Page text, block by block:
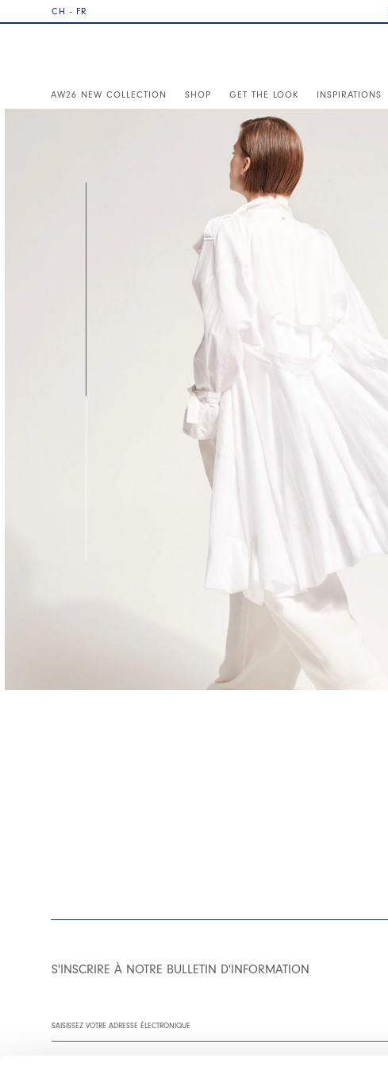
CH - FR
AW26 NEW COLLECTION SHOP GET THE LOOK INSPIRATIONS
S'INSCRIRE À NOTRE BULLETIN D'INFORMATION